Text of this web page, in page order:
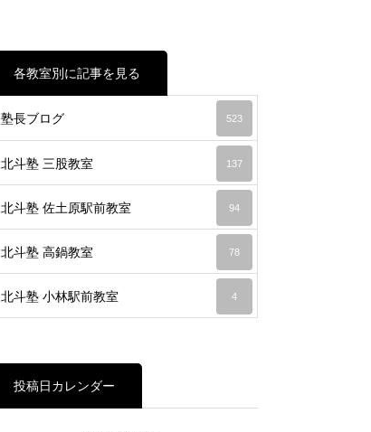
各教室別に記事を見る
塾長ブログ 523
北斗塾 三股教室 137
北斗塾 佐土原駅前教室 94
北斗塾 高鍋教室 78
北斗塾 小林駅前教室 4
投稿日カレンダー